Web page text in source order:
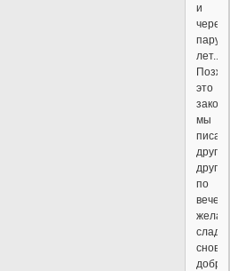
и
через
пару
лет..
Позже
это
мы
друг
другу
по
снов,